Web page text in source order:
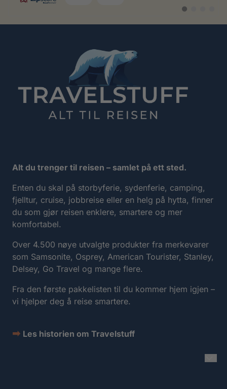
Bytt
testimonial
testimonial
Alt du trenger til reisen – samlet på ett sted.
Enten du skal på storbyferie, sydenferie, camping,
fjelltur, cruise, jobbreise eller en helg på hytta, finner
du som gjør reisen enklere, smartere og mer
komfortabel.
Over 4.500 nøye utvalgte produkter fra merkevarer
som Samsonite, Osprey, American Tourister, Stanley,
Delsey, Go Travel og mange flere.
Fra den første pakkelisten til du kommer hjem igjen –
vi hjelper deg å reise smartere.
➡ Les historien om Travelstuff